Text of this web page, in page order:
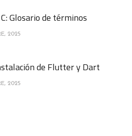
Glosario de términos
2025
de Flutter y Dart
2025